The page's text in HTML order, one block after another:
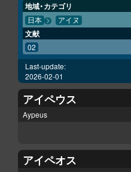
地域・カテゴリ
日本 アイヌ
文献
02
Last-update:
2026-02-01
アイペウス
Aypeus
アイペオス